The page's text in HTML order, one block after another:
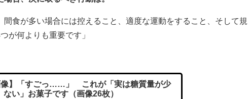
食が多い場合には控えること、適度な運動をすること、そして規
が何よりも重要です」
】「すごっ……」 これが「実は糖質量が少
ない」お菓子です（画像26枚）